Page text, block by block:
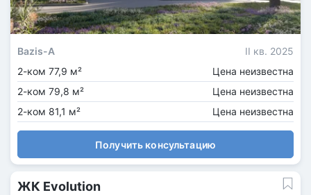
Bazis-A
II кв. 2025
2-ком 77,9 м²
Цена неизвестна
2-ком 79,8 м²
Цена неизвестна
2-ком 81,1 м²
Цена неизвестна
Получить консультацию
ЖК Evolution